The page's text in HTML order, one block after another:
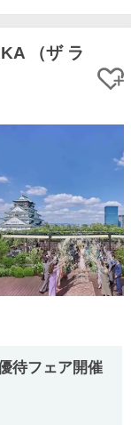
（ザ ラ
待フェア開催